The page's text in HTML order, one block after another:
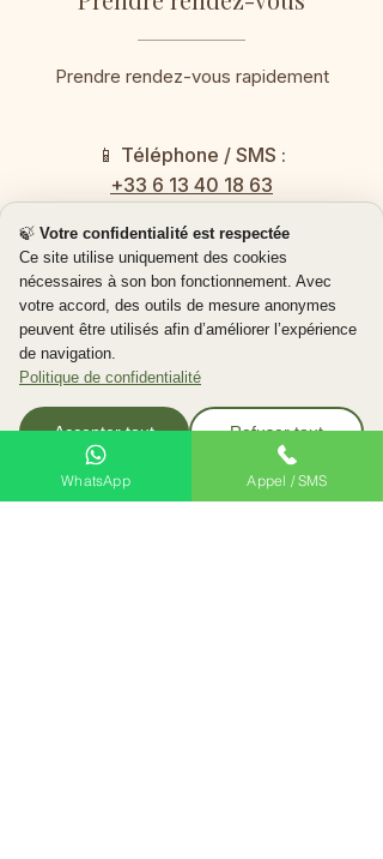
📱 Téléphone / SMS :
+33 6 13 40 18 63
💬 WhatsApp :
Lancer la conversation
📧 E-mail :
lesmassagesdelaurent@gmail.com​
Prendre rendez-vous rapidement
WhatsApp Appel / SMS
🍃 Votre confidentialité est respectée
Ce site utilise uniquement des cookies
nécessaires à son bon fonctionnement. Avec
votre accord, des outils de mesure anonymes
peuvent être utilisés afin d’améliorer l’expérience
de navigation.
Politique de confidentialité
Accepter tout Refuser tout